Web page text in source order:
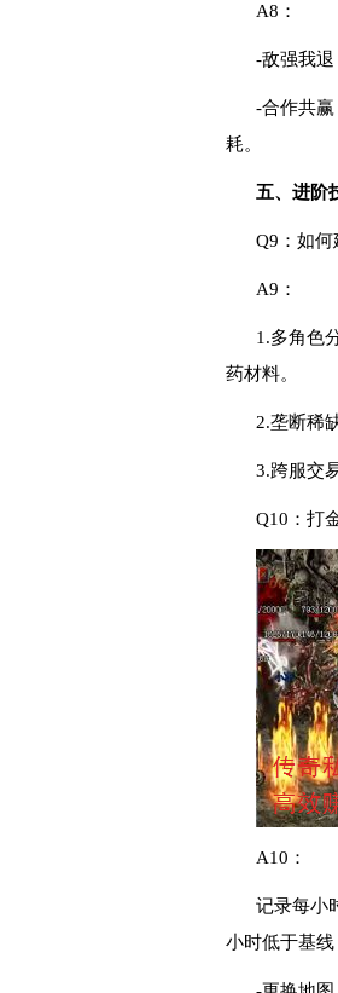
A8：
-敌强我退
-合作共
耗。
五、进阶
Q9：如何
A9：
1.多角色
药材料。
2.垄断稀
3.跨服交
Q10：打
A10：
记录每小
小时低于基线